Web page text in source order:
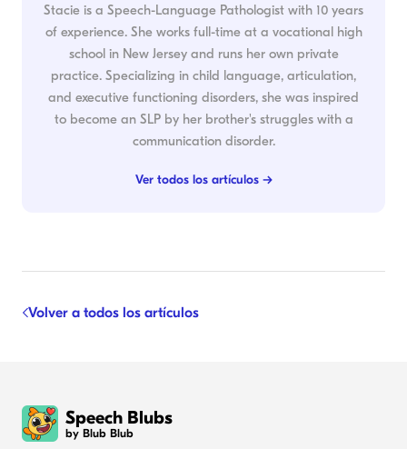
Stacie is a Speech-Language Pathologist with 10 years
of experience. She works full-time at a vocational high
school in New Jersey and runs her own private
practice. Specializing in child language, articulation,
and executive functioning disorders, she was inspired
to become an SLP by her brother's struggles with a
communication disorder.
Ver todos los artículos →
Volver a todos los artículos
Speech Blubs
by Blub Blub